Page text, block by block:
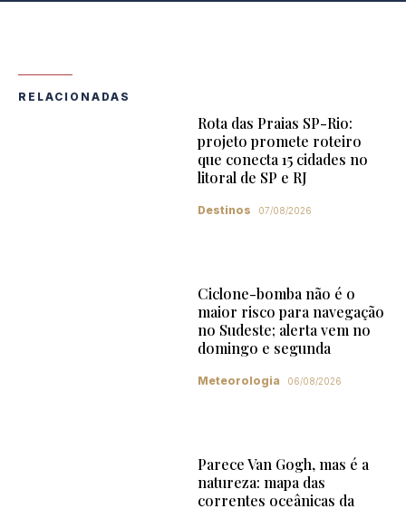
RELACIONADAS
Rota das Praias SP-Rio:
projeto promete roteiro
que conecta 15 cidades no
litoral de SP e RJ
Destinos 07/08/2026
Ciclone-bomba não é o
maior risco para navegação
no Sudeste; alerta vem no
domingo e segunda
Meteorologia 06/08/2026
Parece Van Gogh, mas é a
natureza: mapa das
correntes oceânicas da